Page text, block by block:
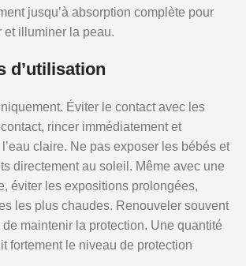
jusqu’à absorption complète pour
et illuminer la peau.
d’utilisation
Éviter le contact avec les
rincer immédiatement et
claire. Ne pas exposer les bébés et
directement au soleil. Même avec une
éviter les expositions prolongées,
les plus chaudes. Renouveler souvent
de maintenir la protection. Une quantité
fortement le niveau de protection